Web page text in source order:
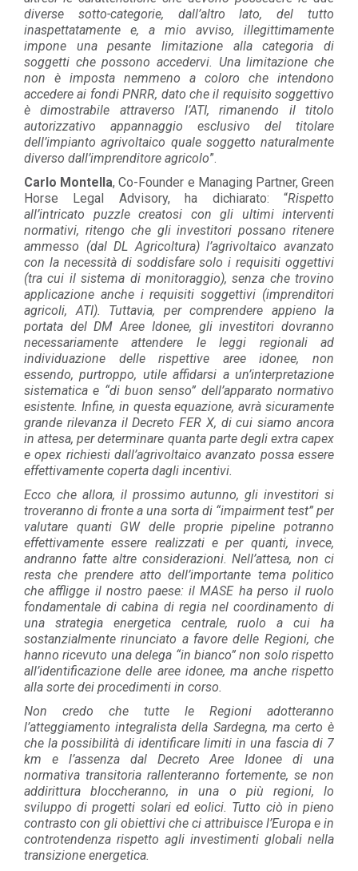
diverse sotto-categorie, dall’altro lato, del tutto
inaspettatamente e, a mio avviso, illegittimamente
impone una pesante limitazione alla categoria di
soggetti che possono accedervi. Una limitazione che
non è imposta nemmeno a coloro che intendono
accedere ai fondi PNRR, dato che il requisito soggettivo
è dimostrabile attraverso l’ATI, rimanendo il titolo
autorizzativo appannaggio esclusivo del titolare
dell’impianto agrivoltaico quale soggetto naturalmente
diverso dall’imprenditore agricolo”.
Carlo Montella, Co-Founder e Managing Partner, Green
Horse Legal Advisory, ha dichiarato: “Rispetto
all’intricato puzzle creatosi con gli ultimi interventi
normativi, ritengo che gli investitori possano ritenere
ammesso (dal DL Agricoltura) l’agrivoltaico avanzato
con la necessità di soddisfare solo i requisiti oggettivi
(tra cui il sistema di monitoraggio), senza che trovino
applicazione anche i requisiti soggettivi (imprenditori
agricoli, ATI). Tuttavia, per comprendere appieno la
portata del DM Aree Idonee, gli investitori dovranno
necessariamente attendere le leggi regionali ad
individuazione delle rispettive aree idonee, non
essendo, purtroppo, utile affidarsi a un’interpretazione
sistematica e “di buon senso” dell’apparato normativo
esistente. Infine, in questa equazione, avrà sicuramente
grande rilevanza il Decreto FER X, di cui siamo ancora
in attesa, per determinare quanta parte degli extra capex
e opex richiesti dall’agrivoltaico avanzato possa essere
effettivamente coperta dagli incentivi.
Ecco che allora, il prossimo autunno, gli investitori si
troveranno di fronte a una sorta di “impairment test” per
valutare quanti GW delle proprie pipeline potranno
effettivamente essere realizzati e per quanti, invece,
andranno fatte altre considerazioni. Nell’attesa, non ci
resta che prendere atto dell’importante tema politico
che affligge il nostro paese: il MASE ha perso il ruolo
fondamentale di cabina di regia nel coordinamento di
una strategia energetica centrale, ruolo a cui ha
sostanzialmente rinunciato a favore delle Regioni, che
hanno ricevuto una delega “in bianco” non solo rispetto
all’identificazione delle aree idonee, ma anche rispetto
alla sorte dei procedimenti in corso.
Non credo che tutte le Regioni adotteranno
l’atteggiamento integralista della Sardegna, ma certo è
che la possibilità di identificare limiti in una fascia di 7
km e l’assenza dal Decreto Aree Idonee di una
normativa transitoria rallenteranno fortemente, se non
addirittura bloccheranno, in una o più regioni, lo
sviluppo di progetti solari ed eolici. Tutto ciò in pieno
contrasto con gli obiettivi che ci attribuisce l’Europa e in
controtendenza rispetto agli investimenti globali nella
transizione energetica.